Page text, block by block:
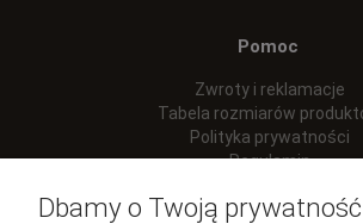
Pomoc
Zwroty i reklamacje
Tabela rozmiarów
Polityka prywatności
Regulamin
Dbamy o Twoją prywatność